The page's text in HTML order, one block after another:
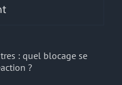
: quel blocage se
?